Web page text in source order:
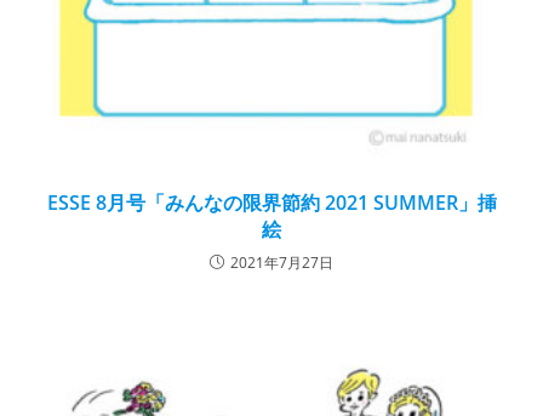
ESSE 8月号「みんなの限界節約 2021 SUMMER」挿
絵
2021年7月27日